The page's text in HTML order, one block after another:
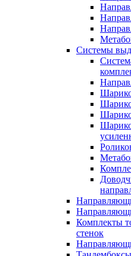
Системы
Комплекты
стенок